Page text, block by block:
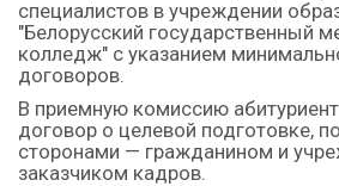
специалистов в учреждении
"Белорусский государственный
колледж" с указанием
договоров.
В приемную комиссию
договор о целевой подготовке,
сторонами — гражданином и
заказчиком кадров.